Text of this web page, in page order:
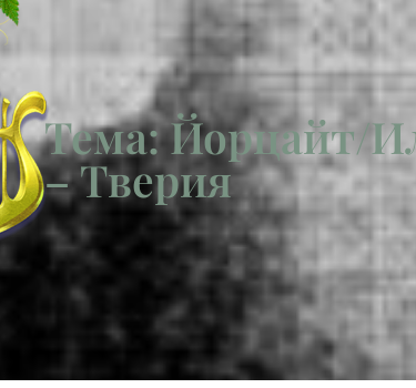
Тема: Йорцайт/
– Тверия